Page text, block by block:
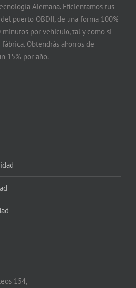
Alemana. Eficientamos tus
puerto OBDII, de una forma 100%
minutos por vehículo, tal y como si
Obtendrás ahorros de
15% por año.
154,